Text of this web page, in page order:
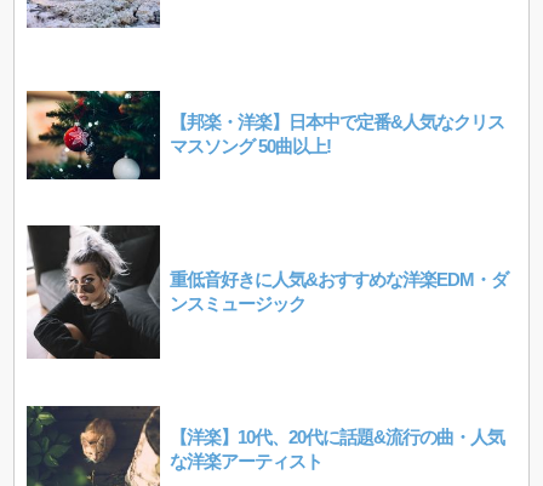
【邦楽・洋楽】日本中で定番&人気なクリス
マスソング 50曲以上!
重低音好きに人気&おすすめな洋楽EDM・ダ
ンスミュージック
【洋楽】10代、20代に話題&流行の曲・人気
な洋楽アーティスト